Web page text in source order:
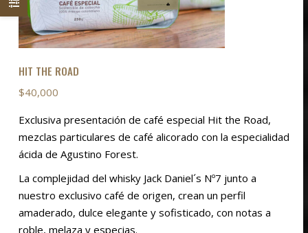
de
producto
HIT THE ROAD
$40,000
Exclusiva presentación de café especial Hit the Road,
mezclas particulares de café alicorado con la especialidad
ácida de Agustino Forest.
La complejidad del whisky Jack Daniel´s Nº7 junto a
nuestro exclusivo café de origen, crean un perfil
amaderado, dulce elegante y sofisticado, con notas a
roble, melaza y especias.